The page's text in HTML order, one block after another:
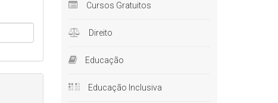
Cursos Gratuitos
Direito
Educação
Educação Inclusiva